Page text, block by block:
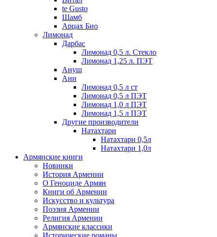
te Gusto
Шамб
Арцах Био
Лимонад
Дарбас
Лимонад 0,5 л. Стекло
Лимонад 1,25 л. ПЭТ
Ануш
Ани
Лимонад 0,5 л ст
Лимонад 0,5 л ПЭТ
Лимонад 1,0 л ПЭТ
Лимонад 1,5 л ПЭТ
Другие производители
Натахтари
Натахтари 0,5л
Натахтари 1,0л
Армянские книги
Новинки
История Армении
О Геноциде Армян
Книги об Армении
Иcкусство и культура
Поэзия Армении
Религия Армении
Армянские классики
Исторические романы